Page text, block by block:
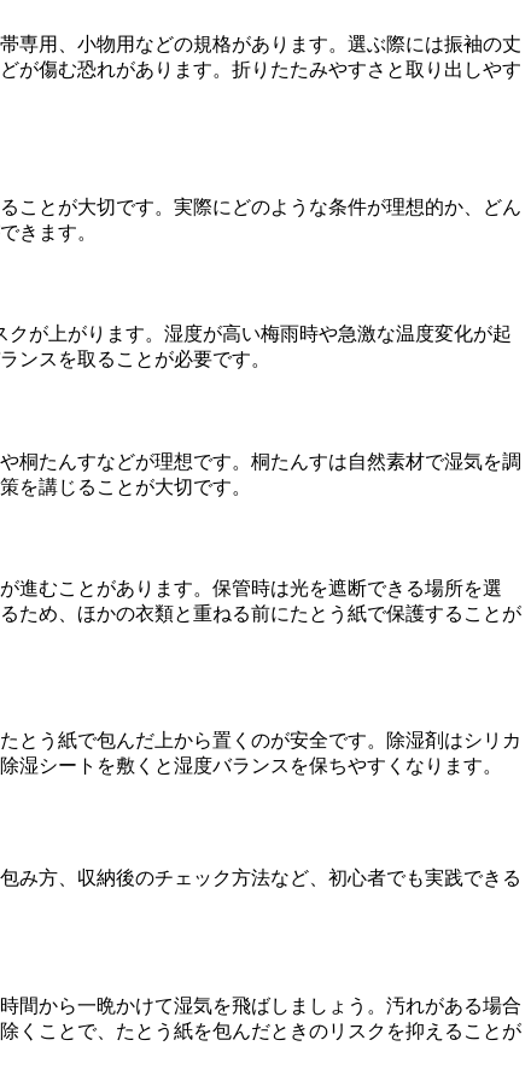
専用、小物用などの規格があります。選ぶ際には振袖の丈
が傷む恐れがあります。折りたたみやすさと取り出しやす
ことが大切です。実際にどのような条件が理想的か、どん
きます。
が上がります。湿度が高い梅雨時や急激な温度変化が起
ンスを取ることが必要です。
桐たんすなどが理想です。桐たんすは自然素材で湿気を調
を講じることが大切です。
進むことがあります。保管時は光を遮断できる場所を選
ため、ほかの衣類と重ねる前にたとう紙で保護することが
とう紙で包んだ上から置くのが安全です。除湿剤はシリカ
シートを敷くと湿度バランスを保ちやすくなります。
み方、収納後のチェック方法など、初心者でも実践できる
間から一晩かけて湿気を飛ばしましょう。汚れがある場合
くことで、たとう紙を包んだときのリスクを抑えることが